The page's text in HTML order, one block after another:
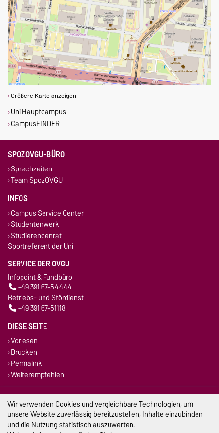
Größere Karte anzeigen
Uni Hauptcampus
CampusFINDER
SPOZOVGU-BÜRO
Sprechzeiten
Team SpozOVGU
INFOS
Campus Service Center
Studentenwerk
Studierendenrat
Sportreferent der Uni
SERVICE DER OVGU
Infopoint & Fundbüro
+49 391 67-54444
Betriebs- und Stördienst
+49 391 67-51118
DIESE SEITE
Vorlesen
Drucken
Permalink
Weiterempfehlen
Impressum
Datenschutz
Wir verwenden Cookies und vergleichbare Technologien, um
unsere Website zuverlässig bereitzustellen, Inhalte einzubinden
und die Nutzung statistisch auszuwerten.